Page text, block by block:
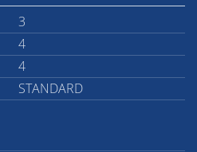
3
4
4
STANDARD